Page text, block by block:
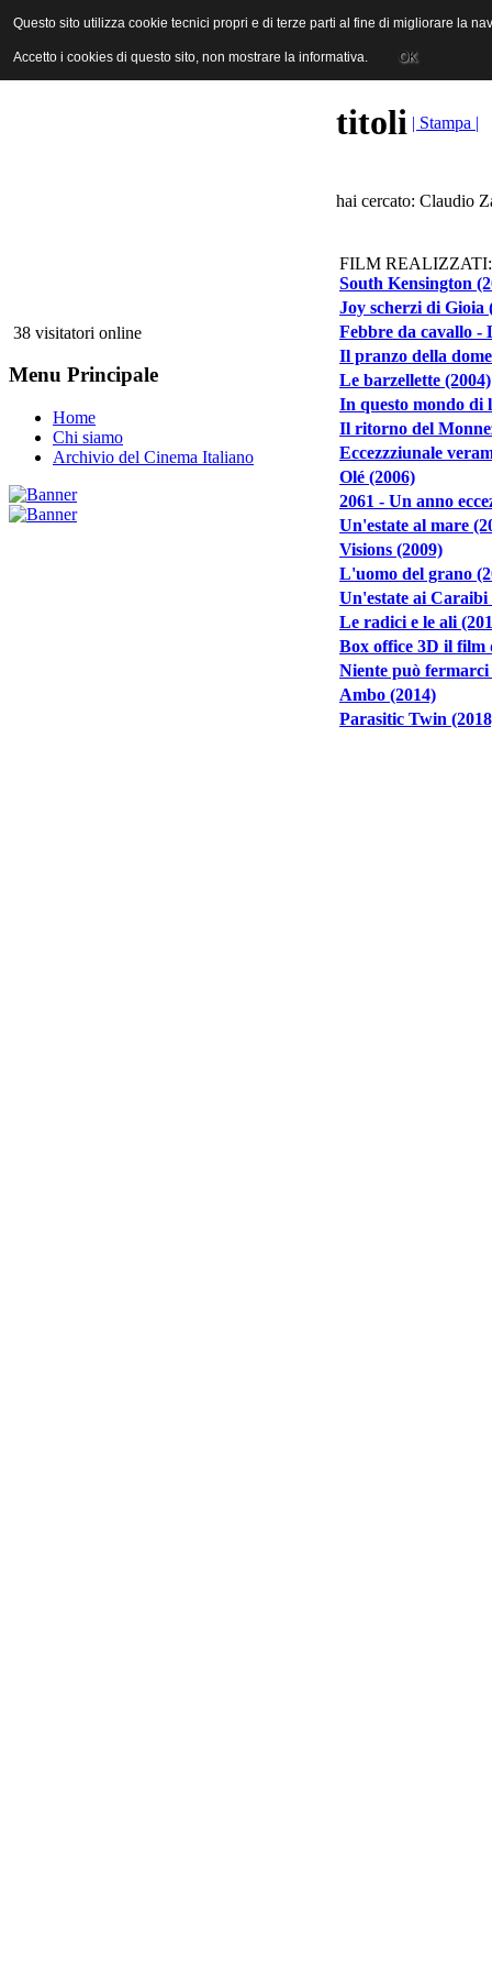
ANICA | Associazione Nazionale Industrie Cinematografiche
38 visitatori online
Menu Principale
Home
Chi siamo
Archivio del Cinema Italiano
titoli | Stampa |
hai cercato: Claudio
FILM REALIZZATI:
South Kensington
Joy scherzi di Gioia
Febbre da cavallo -
Il pranzo della
Le barzellette (2004)
In questo mondo di
Il ritorno del
Eccezzziunale
Olé (2006)
2061 - Un anno
Un'estate al mare
Visions (2009)
L'uomo del grano
Un'estate ai Caraibi
Le radici e le ali
Box office 3D il film
Niente può fermarci
Ambo (2014)
Parasitic Twin
Questo sito utilizza cookie tecnici propri e di terze parti al fine di migliorare la
Accetto i cookies di questo sito, non mostrare la informativa. OK
Questo sito utilizza cookie tecnici propri e di terze parti al fine di migliorare la
Accetto i cookies di questo sito, non mostrare la informativa. OK